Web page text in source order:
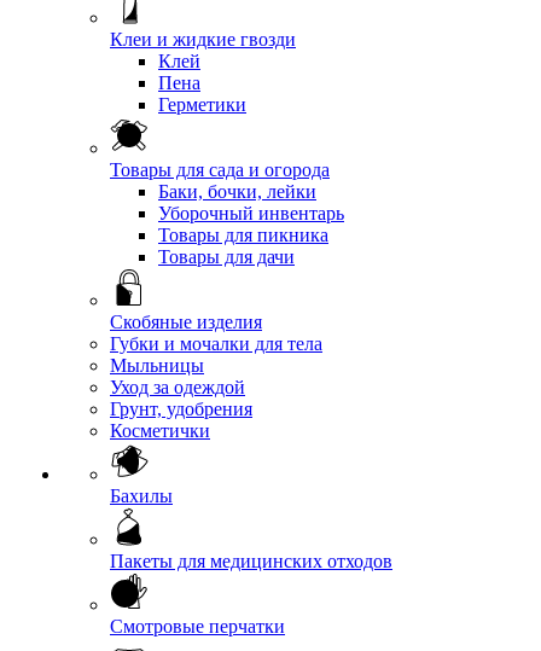
Клеи и жидкие гвозди
Клей
Пена
Герметики
Товары для сада и огорода
Баки, бочки, лейки
Уборочный инвентарь
Товары для пикника
Товары для дачи
Скобяные изделия
Губки и мочалки для тела
Мыльницы
Уход за одеждой
Грунт, удобрения
Косметички
Бахилы
Пакеты для медицинских отходов
Смотровые перчатки